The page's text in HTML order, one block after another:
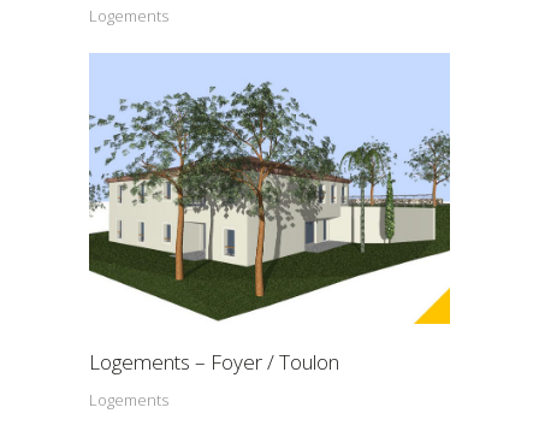
Logements
Logements – Foyer / Toulon
Logements